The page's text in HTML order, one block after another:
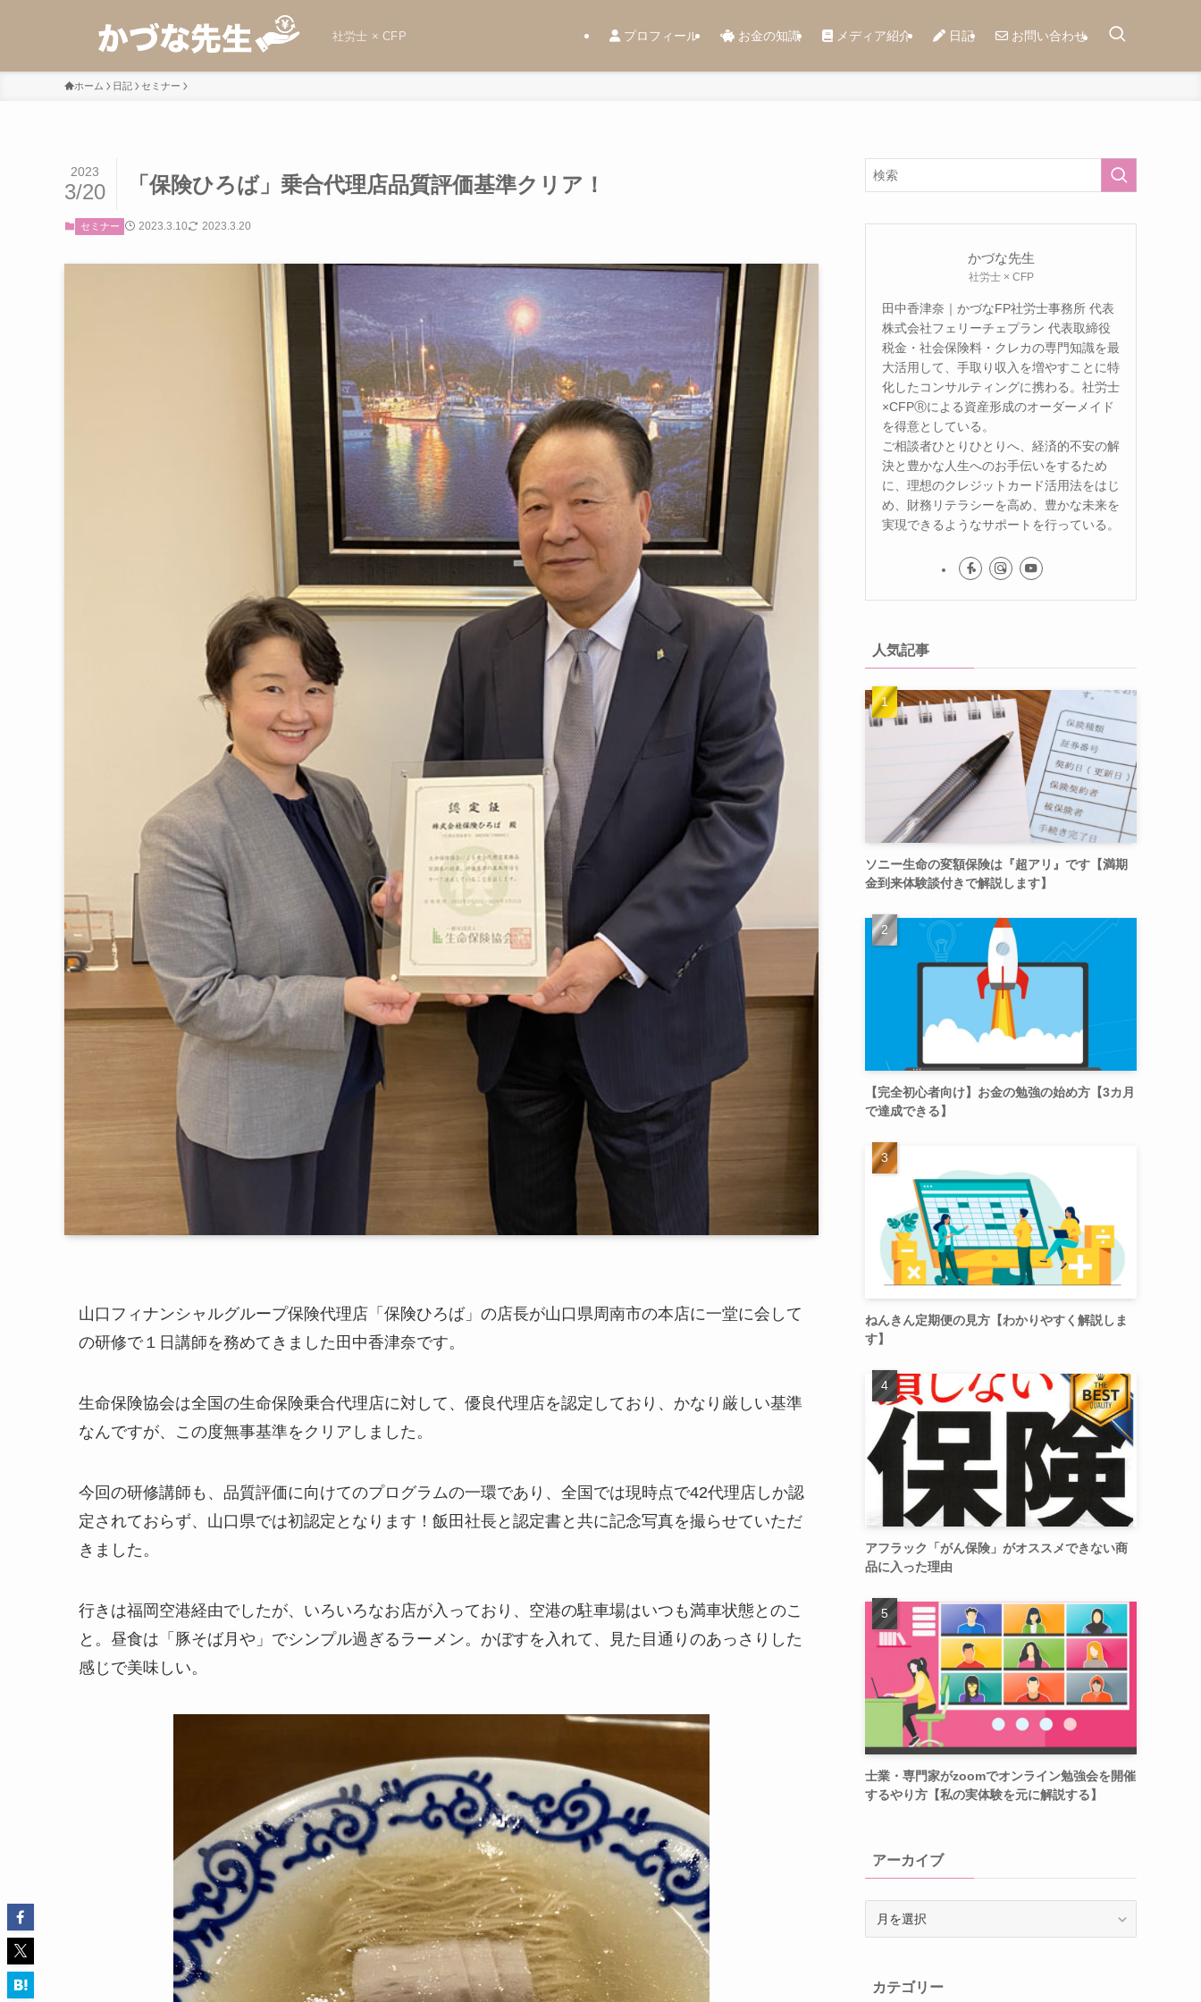
社労士 × CFP プロフィール お金の知識 メディア紹介 日記 お問い合わせ
ホーム 日記 セミナー
「保険ひろば」乗合代理店品質評価基準クリア！
2023
3/20
セミナー 2023.3.10 2023.3.20
山口フィナンシャルグループ保険代理店「保険ひろば」の店長が山口県周南市の本店に一堂に会して
の研修で１日講師を務めてきました田中香津奈です。
生命保険協会は全国の生命保険乗合代理店に対して、優良代理店を認定しており、かなり厳しい基準
なんですが、この度無事基準をクリアしました。
今回の研修講師も、品質評価に向けてのプログラムの一環であり、全国では現時点で42代理店しか認
定されておらず、山口県では初認定となります！飯田社長と認定書と共に記念写真を撮らせていただ
きました。
行きは福岡空港経由でしたが、いろいろなお店が入っており、空港の駐車場はいつも満車状態とのこ
と。昼食は「豚そば月や」でシンプル過ぎるラーメン。かぼすを入れて、見た目通りのあっさりした
感じで美味しい。
かづな先生
社労士 × CFP
田中香津奈｜かづなFP社労士事務所 代表
株式会社フェリーチェプラン 代表取締役
税金・社会保険料・クレカの専門知識を最
大活用して、手取り収入を増やすことに特
化したコンサルティングに携わる。社労士
×CFPⓇによる資産形成のオーダーメイド
を得意としている。
ご相談者ひとりひとりへ、経済的不安の解
決と豊かな人生へのお手伝いをするため
に、理想のクレジットカード活用法をはじ
め、財務リテラシーを高め、豊かな未来を
実現できるようなサポートを行っている。
人気記事
ソニー生命の変額保険は『超アリ』です【満期
金到来体験談付きで解説します】
【完全初心者向け】お金の勉強の始め方【3カ月
で達成できる】
ねんきん定期便の見方【わかりやすく解説しま
す】
アフラック「がん保険」がオススメできない商
品に入った理由
士業・専門家がzoomでオンライン勉強会を開催
するやり方【私の実体験を元に解説する】
アーカイブ
ブカテゴリー